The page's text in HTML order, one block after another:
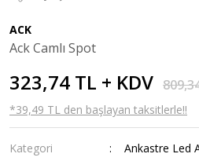
ACK
Ack Camlı Spot
323,74 TL + KDV
*39,49 TL den başlayan taksitlerle!!
Kategori
Ankastre Led